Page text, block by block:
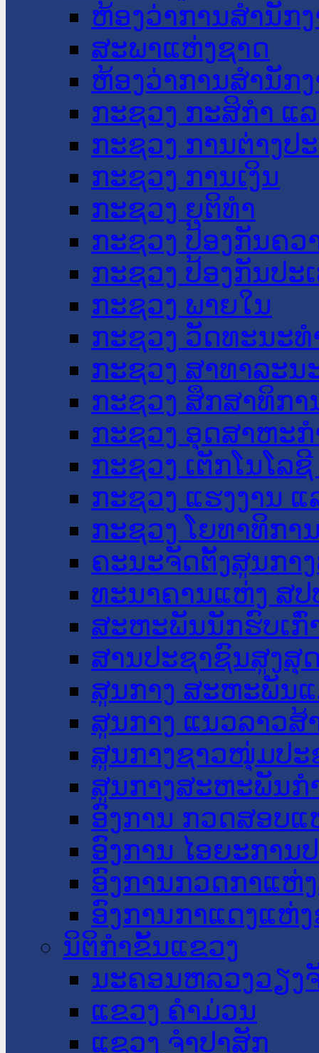
ຫ້ອງວ່າການສໍານັກ
ສະພາແຫ່ງຊາດ
ຫ້ອງວ່າການສຳນັກ
ກະຊວງ ກະສິກຳ ແ
ກະຊວງ ການຕ່າງປ
ກະຊວງ ການເງິນ
ກະຊວງ ຍຸຕິທໍາ
ກະຊວງ ປ້ອງກັນຄວ
ກະຊວງ ປ້ອງກັນປະ
ກະຊວງ ພາຍໃນ
ກະຊວງ ວັດທະນະ
ກະຊວງ ສາທາລະນ
ກະຊວງ ສຶກສາທິກາ
ກະຊວງ ອຸດສາຫະ
ກະຊວງ ເຕັກໂນໂລ
ກະຊວງ ແຮງງານ
ກະຊວງ ໂຍທາທິກາ
ຄະນະຈັດຕັ້ງສູນກາ
ທະນາຄານແຫ່ງ ສປ
ສະຫະພັນນັກຮົບເກົ່
ສານປະຊາຊົນສູງສຸ
ສູນກາງ ສະຫະພັນ
ສູນກາງ ແນວລາວສ້
ສູນກາງຊາວໜຸ່ມປະ
ສູນກາງສະຫະພັນກ
ອົງການ ກວດສອບແ
ອົງການ ໄອຍະການ
ອົງການກວດກາແຫ່
ອົງການກາແດງແຫ່
ນິຕິກໍາຂັ້ນແຂວງ
ນະ​ຄອນ​ຫລວງວຽງ
ແຂວງ ຄໍາມ່ວນ
ແຂວງ ຈໍາປາສັກ